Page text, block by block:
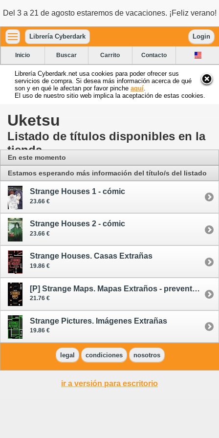
Del 3 a 21 de agosto estaremos de vacaciones. ¡Feliz verano!
Librería Cyberdark Login
Inicio Buscar Carrito Contacto
Librería Cyberdark.net usa cookies para poder ofrecer sus
servicios de compra. Si desea más información acerca de qué
son y en qué le afectan por favor pinche aquí
El uso de nuestro sitio web implica la aceptación de estas cookies.
Uketsu
Listado de títulos disponibles en la
tienda
En este momento
Estamos esperando más información del título/s del listado
Strange Houses 1 - cómic
23.66 €
Strange Houses 2 - cómic
23.66 €
Strange Houses. Casas Extrañas
19.86 €
[P] Strange Maps. Mapas Extraños - preventa 26/11/26
21.76 €
Strange Pictures. Imágenes Extrañas
19.86 €
legal condiciones nosotros
ir a versión para escritorio